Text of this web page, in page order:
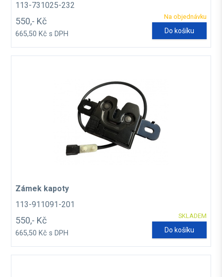
113-731025-232
Na objednávku
550,- Kč
665,50 Kč s DPH Do košíku
Zámek kapoty
113-911091-201
SKLADEM
550,- Kč
665,50 Kč s DPH Do košíku